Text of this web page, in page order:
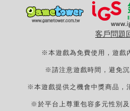
客戶問題
※本遊戲為免費使用，遊戲
※請注意遊戲時間，避免
※本遊戲提供之機會中獎商品，
※於平台上尊重包容多元性別